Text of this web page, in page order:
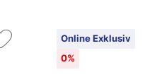
Online Exklusiv
0%